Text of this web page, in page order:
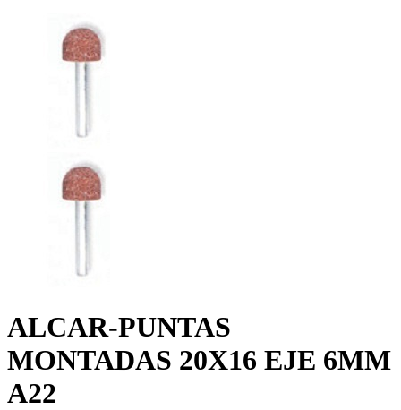
ALCAR-PUNTAS
MONTADAS 20X16 EJE 6MM
A22